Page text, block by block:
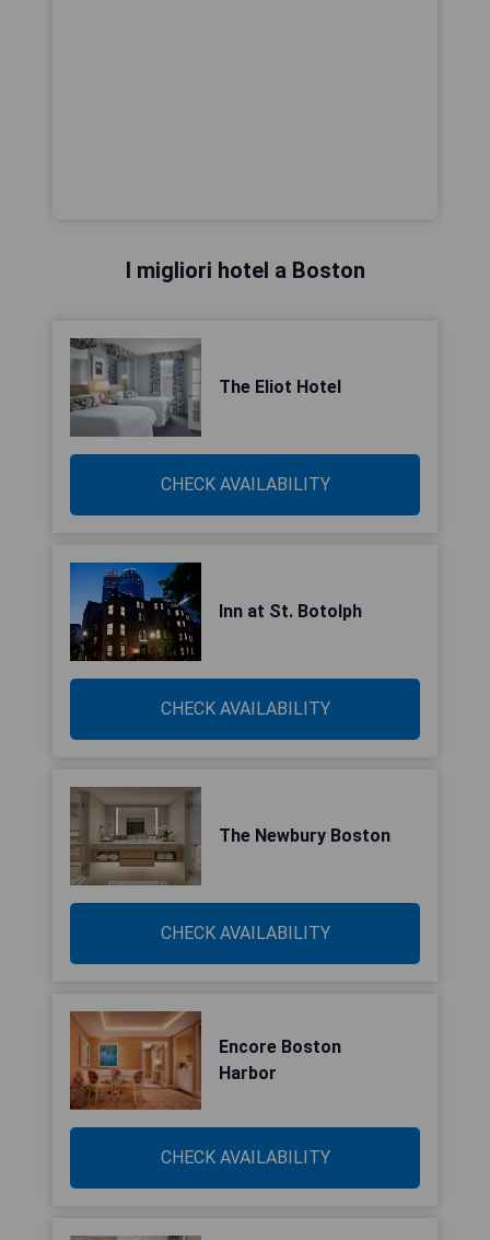
I migliori hotel a Boston
The Eliot Hotel
CHECK AVAILABILITY
Inn at St. Botolph
CHECK AVAILABILITY
The Newbury Boston
CHECK AVAILABILITY
Encore Boston
Harbor
CHECK AVAILABILITY